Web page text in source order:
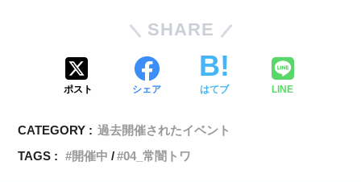
SHARE
ポスト シェア はてブ LINE
CATEGORY : 過去開催されたイベント
TAGS :
開催中 04_常闇トワ